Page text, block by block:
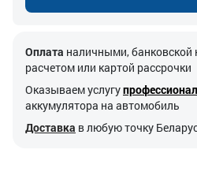
Оплата наличными, банковской
расчетом или картой рассрочки
Оказываем услугу
аккумулятора на автомобиль
Доставка в любую точку